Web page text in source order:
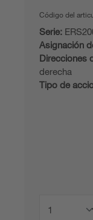
Código del
Serie:
Asignación
Direcciones
derecha
Tipo de